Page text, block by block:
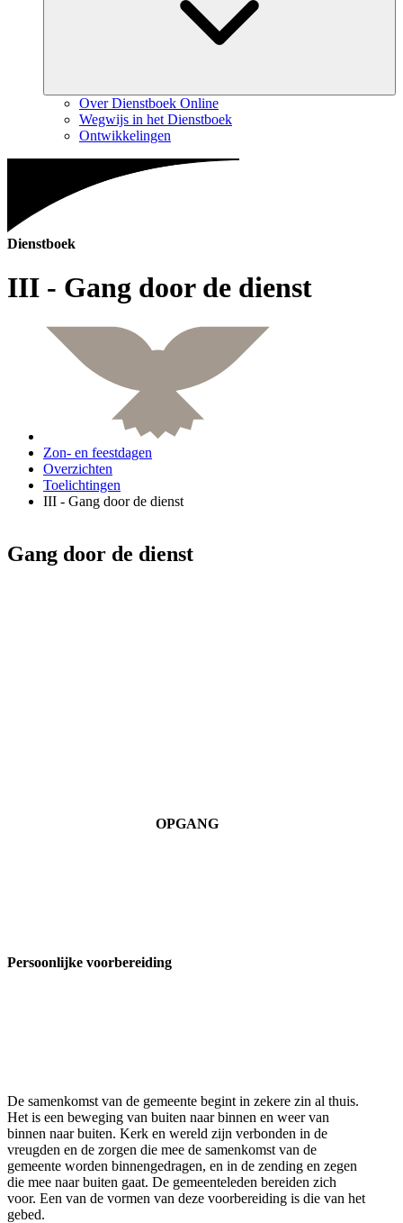
Over Dienstboek Online
Wegwijs in het Dienstboek
Ontwikkelingen
Dienstboek
III - Gang door de dienst
Zon- en feestdagen
Overzichten
Toelichtingen
III - Gang door de dienst
Gang door de dienst
OPGANG
Persoonlijke voorbereiding
De samenkomst van de gemeente begint in zekere zin al thuis.
Het is een beweging van buiten naar binnen en weer van
binnen naar buiten. Kerk en wereld zijn verbonden in de
vreugden en de zorgen die mee de samenkomst van de
gemeente worden binnengedragen, en in de zending en zegen
die mee naar buiten gaat. De gemeenteleden bereiden zich
voor. Een van de vormen van deze voorbereiding is die van het
gebed.